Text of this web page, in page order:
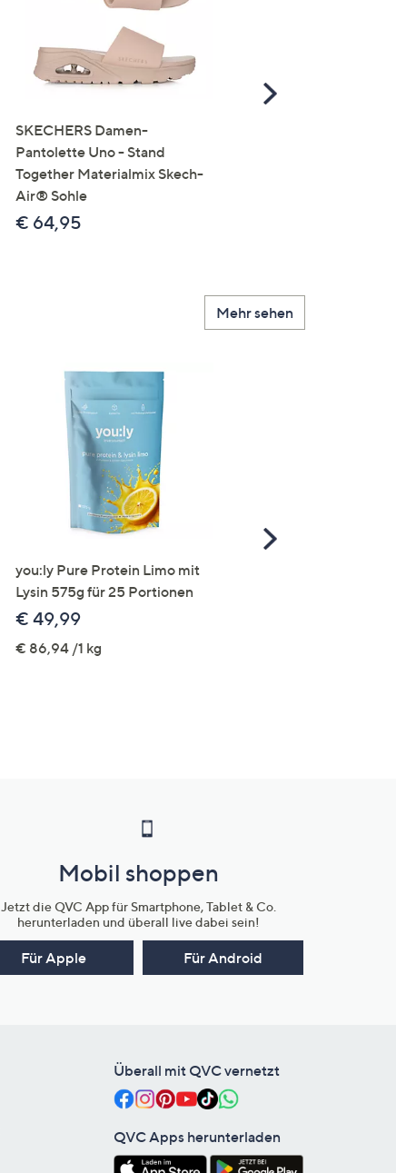
SKECHERS Damen-
Pantolette Uno - Stand
Together Materialmix Skech-
Air® Sohle
€ 64,95
Scroll
Right
Mehr sehen
you:ly Pure Protein Limo mit
Lysin 575g für 25 Portionen
€ 49,99
€ 86,94 /1 kg
Scroll
Right
Mobil shoppen
Jetzt die QVC App für Smartphone, Tablet & Co.
herunterladen und überall live dabei sein!
Für Apple Für Android
Überall mit QVC vernetzt
QVC Apps herunterladen